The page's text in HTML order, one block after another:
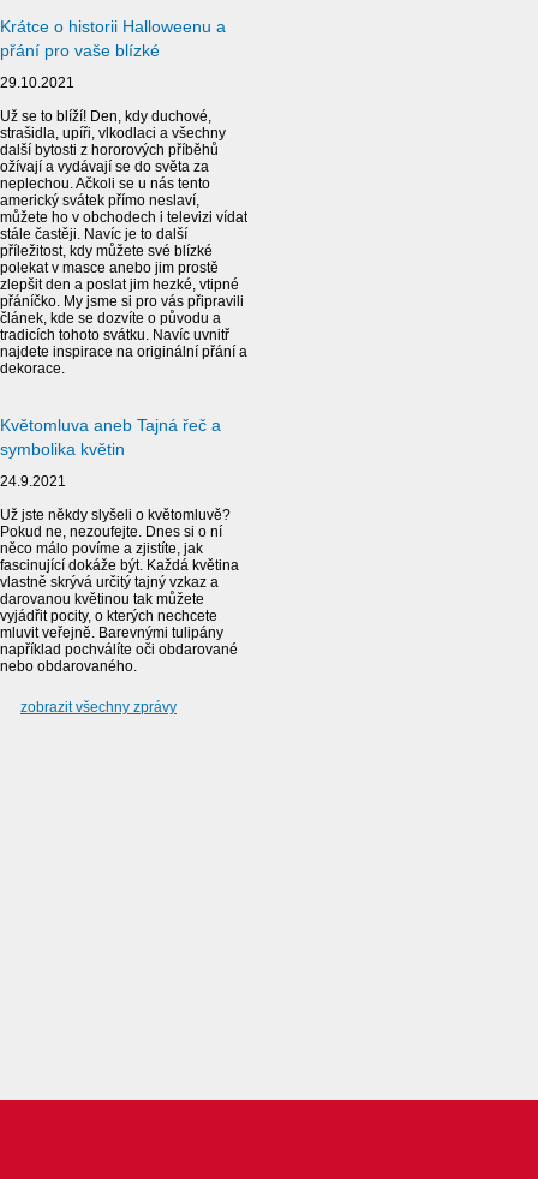
Krátce o historii Halloweenu a
přání pro vaše blízké
29.10.2021
Už se to blíží! Den, kdy duchové,
strašidla, upíři, vlkodlaci a všechny
další bytosti z hororových příběhů
ožívají a vydávají se do světa za
neplechou. Ačkoli se u nás tento
americký svátek přímo neslaví,
můžete ho v obchodech i televizi vídat
stále častěji. Navíc je to další
příležitost, kdy můžete své blízké
polekat v masce anebo jim prostě
zlepšit den a poslat jim hezké, vtipné
přáníčko. My jsme si pro vás připravili
článek, kde se dozvíte o původu a
tradicích tohoto svátku. Navíc uvnitř
najdete inspirace na originální přání a
dekorace.
Květomluva aneb Tajná řeč a
symbolika květin
24.9.2021
Už jste někdy slyšeli o květomluvě?
Pokud ne, nezoufejte. Dnes si o ní
něco málo povíme a zjistíte, jak
fascinující dokáže být. Každá květina
vlastně skrývá určitý tajný vzkaz a
darovanou květinou tak můžete
vyjádřit pocity, o kterých nechcete
mluvit veřejně. Barevnými tulipány
například pochválíte oči obdarované
nebo obdarovaného.
zobrazit všechny zprávy